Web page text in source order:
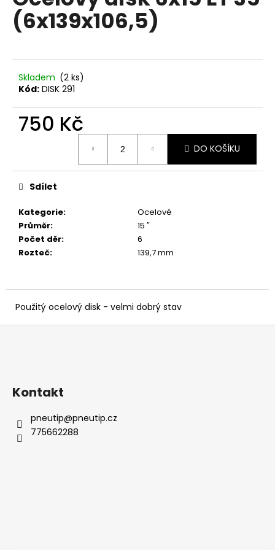
0,0
z(6x139x106,5)
Skladem (2 ks)
Kód: DISK 291
750 Kč
DO KOŠÍKU
Kategorie:
Ocelové
Průměr:
15 ″
Počet děr:
6
Rozteč: 139,7 mm
Sdílet
Použitý ocelový disk - velmi dobrý stav
a
j
t
?
o
p
o
u
j
m
Z
Kontakt
pneutip@pneutip.cz
775662288